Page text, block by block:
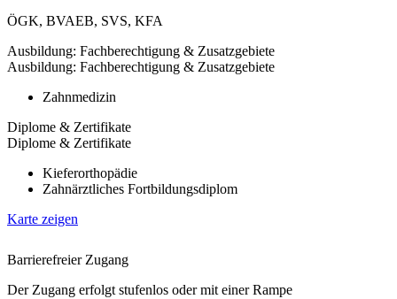
ÖGK, BVAEB, SVS, KFA
Ausbildung: Fachberechtigung & Zusatzgebiete
Ausbildung: Fachberechtigung & Zusatzgebiete
Zahnmedizin
Diplome & Zertifikate
Diplome & Zertifikate
Kieferorthopädie
Zahnärztliches Fortbildungsdiplom
Karte zeigen
Barrierefreier Zugang
Der Zugang erfolgt stufenlos oder mit einer Rampe